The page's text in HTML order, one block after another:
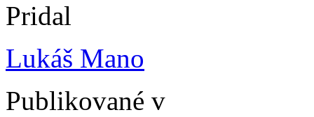
Pridal
Lukáš Mano
Publikované v